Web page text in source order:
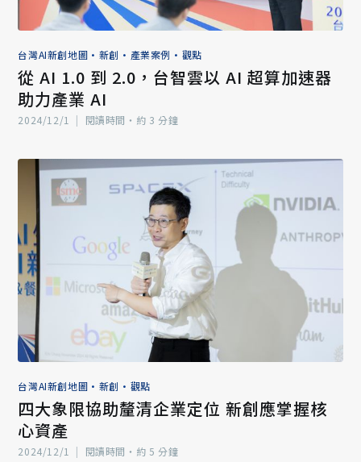
台灣AI新創地圖 • 新創 • 產業案例 • 觀點
從 AI 1.0 到 2.0，台智雲以 AI 超算加速器
助力產業 AI
2024/12/1 | 閱讀時間‧約 3 分鐘
台灣AI新創地圖 • 新創 • 觀點
四大象限協助釐清企業定位 新創應掌握核
心資產
2024/12/1 | 閱讀時間‧約 5 分鐘